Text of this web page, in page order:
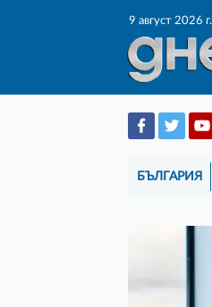
9 август 2026 г.
БЪЛГАРИЯ